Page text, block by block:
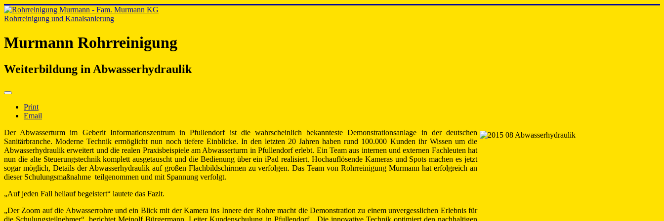
Rohrreinigung und Kanalsanierung
Murmann Rohrreinigung
Weiterbildung in Abwasserhydraulik
Print
Email
Der Abwasserturm im Geberit Informationszentrum in Pfullendorf ist die wahrscheinlich bekannteste Demonstrationsanlage in der deutschen
Sanitärbranche. Moderne Technik ermöglicht nun noch tiefere Einblicke. In den letzten 20 Jahren haben rund 100.000 Kunden ihr Wissen um die
Abwasserhydraulik erweitert und die realen Praxisbeispiele am Abwasserturm in Pfullendorf erlebt. Ein Team aus internen und externen Fachleuten hat
nun die alte Steuerungstechnik komplett ausgetauscht und die Bedienung über ein iPad realisiert. Hochauflösende Kameras und Spots machen es jetzt
sogar möglich, Details der Abwasserhydraulik auf großen Flachbildschirmen zu verfolgen. Das Team von Rohrreinigung Murmann hat erfolgreich an
dieser Schulungsmaßnahme teilgenommen und mit Spannung verfolgt.
„Auf jeden Fall hellauf begeistert“ lautete das Fazit.
„Der Zoom auf die Abwasserrohre und ein Blick mit der Kamera ins Innere der Rohre macht die Demonstration zu einem unvergesslichen Erlebnis für
die Schulungsteilnehmer“, berichtet Meinolf Bürgermann, Leiter Kundenschulung in Pfullendorf. „Die innovative Technik optimiert den nachhaltigen